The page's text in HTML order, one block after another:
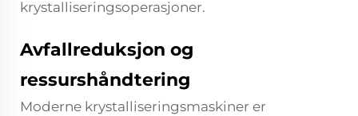
krystalliseringsoperasjoner.
Avfallreduksjon og
ressurshåndtering
Moderne krystalliseringsmaskiner er